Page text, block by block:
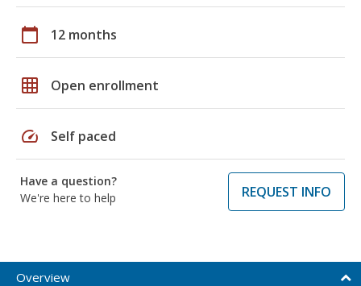
calendar_today 12 months
grid_on Open enrollment
speed Self paced
Have a question?
We're here to help
REQUEST INFO
Overview